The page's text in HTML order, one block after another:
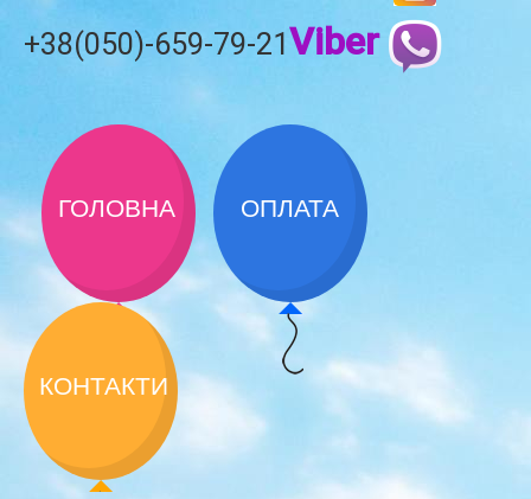
+38(050)-659-79-21Viber
ГОЛОВНА ОПЛАТА
КОНТАКТИ